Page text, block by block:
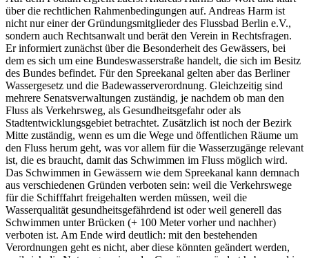
über die rechtlichen Rahmenbedingungen auf. Andreas Harm ist
nicht nur einer der Gründungsmitglieder des Flussbad Berlin e.V.,
sondern auch Rechtsanwalt und berät den Verein in Rechtsfragen.
Er informiert zunächst über die Besonderheit des Gewässers, bei
dem es sich um eine Bundeswasserstraße handelt, die sich im Besitz
des Bundes befindet. Für den Spreekanal gelten aber das Berliner
Wassergesetz und die Badewasserverordnung. Gleichzeitig sind
mehrere Senatsverwaltungen zuständig, je nachdem ob man den
Fluss als Verkehrsweg, als Gesundheitsgefahr oder als
Stadtentwicklungsgebiet betrachtet. Zusätzlich ist noch der Bezirk
Mitte zuständig, wenn es um die Wege und öffentlichen Räume um
den Fluss herum geht, was vor allem für die Wasserzugänge relevant
ist, die es braucht, damit das Schwimmen im Fluss möglich wird.
Das Schwimmen in Gewässern wie dem Spreekanal kann demnach
aus verschiedenen Gründen verboten sein: weil die Verkehrswege
für die Schifffahrt freigehalten werden müssen, weil die
Wasserqualität gesundheitsgefährdend ist oder weil generell das
Schwimmen unter Brücken (+ 100 Meter vorher und nachher)
verboten ist. Am Ende wird deutlich: mit den bestehenden
Verordnungen geht es nicht, aber diese könnten geändert werden,